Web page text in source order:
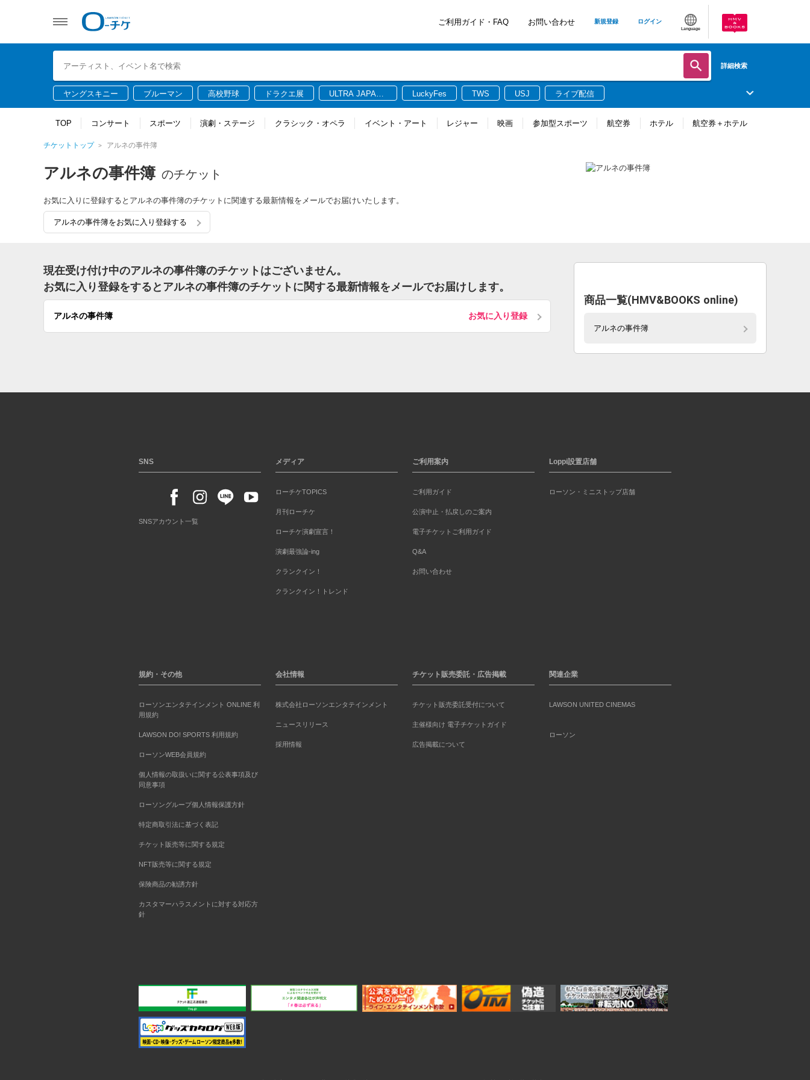
ご利用ガイド・FAQ お問い合わせ 新規登録 ログイン
Language
詳細検索
ヤングスキニー ブルーマン 高校野球 ドラクエ展
ULTRA JAPAN
LuckyFes TWS USJ ライブ配信
TOP コンサート スポーツ 演劇・ステージ クラシック・オペラ イベント・アート レジャー 映画 参加型スポーツ 航空券 ホテル 航空券＋ホテル
チケットトップ アルネの事件簿
アルネの事件簿 のチケット
お気に入りに登録するとアルネの事件簿のチケットに関連する最新情報をメールでお届けいたします。
アルネの事件簿をお気に入り登録する
現在受け付け中のアルネの事件簿のチケットはございません。
お気に入り登録をするとアルネの事件簿のチケットに関する最新情報をメールでお届けします。
アルネの事件簿 お気に入り登録
商品一覧(HMV&BOOKS online)
アルネの事件簿
SNS
SNSアカウント一覧
メディア
ローチケTOPICS
月刊ローチケ
ローチケ演劇宣言！
演劇最強論-ing
クランクイン！
クランクイン！トレンド
ご利用案内
ご利用ガイド
公演中止・払戻しのご案内
電子チケットご利用ガイド
Q&A
お問い合わせ
Loppi設置店舗
ローソン・ミニストップ店舗
規約・その他
ローソンエンタテインメント ONLINE 利
用規約
LAWSON DO! SPORTS 利用規約
ローソンWEB会員規約
個人情報の取扱いに関する公表事項及び
同意事項
ローソングループ個人情報保護方針
特定商取引法に基づく表記
チケット販売等に関する規定
NFT販売等に関する規定
保険商品の勧誘方針
カスタマーハラスメントに対する対応方
針
会社情報
株式会社ローソンエンタテインメント
ニュースリリース
採用情報
チケット販売委託・広告掲載
チケット販売委託受付について
主催様向け 電子チケットガイド
広告掲載について
関連企業
LAWSON UNITED CINEMAS
ローソン